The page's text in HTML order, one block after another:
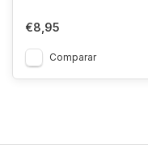
€8,95
Comparar